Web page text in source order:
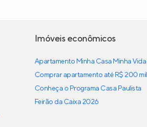
Imóveis econômicos
Apartamento Minha Casa Minha Vida
Comprar apartamento até R$ 200 mil
Conheça o Programa Casa Paulista
Feirão da Caixa 2026